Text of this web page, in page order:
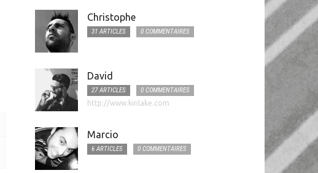
Christophe
31 ARTICLES 0 COMMENTAIRES
David
27 ARTICLES
0 COMMENTAIRES
http://www.kinlake.com
Marcio
6 ARTICLES 0 COMMENTAIRES